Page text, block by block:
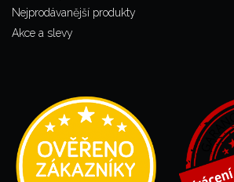
Nejprodávanější produkty
Akce a slevy